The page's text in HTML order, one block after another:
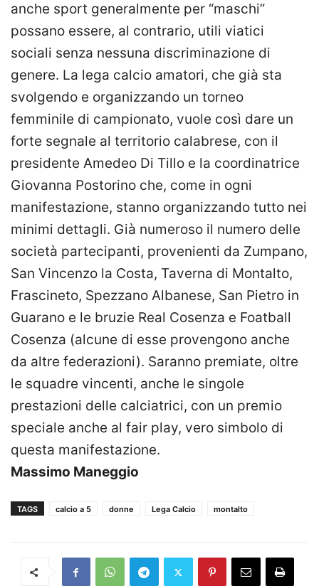
anche sport generalmente per “maschi”
possano essere, al contrario, utili viatici
sociali senza nessuna discriminazione di
genere. La lega calcio amatori, che già sta
svolgendo e organizzando un torneo
femminile di campionato, vuole così dare un
forte segnale al territorio calabrese, con il
presidente Amedeo Di Tillo e la coordinatrice
Giovanna Postorino che, come in ogni
manifestazione, stanno organizzando tutto nei
minimi dettagli. Già numeroso il numero delle
società partecipanti, provenienti da Zumpano,
San Vincenzo la Costa, Taverna di Montalto,
Frascineto, Spezzano Albanese, San Pietro in
Guarano e le bruzie Real Cosenza e Foatball
Cosenza (alcune di esse provengono anche
da altre federazioni). Saranno premiate, oltre
le squadre vincenti, anche le singole
prestazioni delle calciatrici, con un premio
speciale anche al fair play, vero simbolo di
questa manifestazione.
Massimo Maneggio
TAGS calcio a 5 donne Lega Calcio montalto